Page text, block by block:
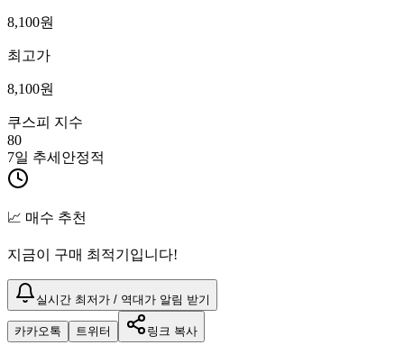
8,100원
최고가
8,100원
쿠스피 지수
80
7일 추세 안정적
📈 매수 추천
지금이 구매 최적기입니다!
실시간 최저가 / 역대가 알림 받기
카카오톡 트위터 링크 복사